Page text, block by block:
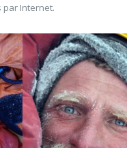
Internet.